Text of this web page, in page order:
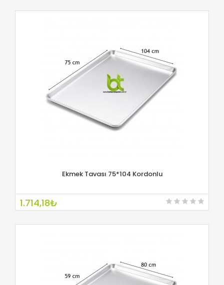
İNCELE
Ekmek Tavası 75*104 Kordonlu
1.714,18₺